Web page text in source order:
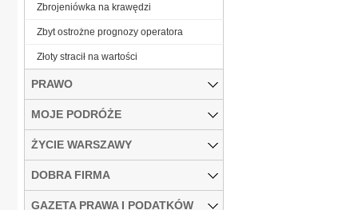
Zbrojeniówka na krawędzi
Zbyt ostrożne prognozy operatora
Złoty stracił na wartości
PRAWO
MOJE PODRÓŻE
ŻYCIE WARSZAWY
DOBRA FIRMA
GAZETA PRAWA I PODATKÓW